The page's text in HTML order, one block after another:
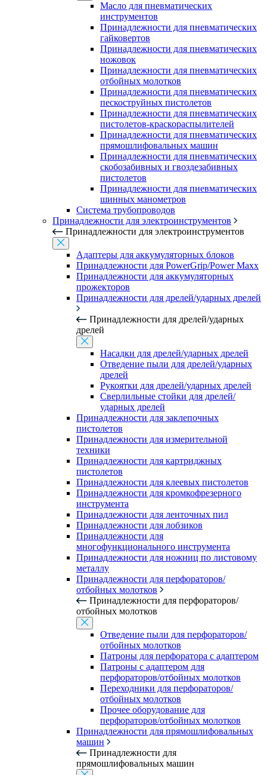
Масло для пневматических
инструментов
Принадлежности для пневматических
гайковертов
Принадлежности для пневматических
ножовок
Принадлежности для пневматических
отбойных молотков
Принадлежности для пневматических
пескоструйных пистолетов
Принадлежности для пневматических
пистолетов-краскораспылителей
Принадлежности для пневматических
прямошлифовальных машин
Принадлежности для пневматических
скобозабивных и гвоздезабивных
пистолетов
Принадлежности для пневматических
шинных манометров
Система трубопроводов
Принадлежности для электроинструментов
Принадлежности для электроинструментов
Адаптеры для аккумуляторных блоков
Принадлежности для PowerGrip/Power Maxx
Принадлежности для аккумуляторных
прожекторов
Принадлежности для дрелей/ударных дрелей
Принадлежности для дрелей/ударных
дрелей
Насадки для дрелей/ударных дрелей
Отведение пыли для дрелей/ударных
дрелей
Рукоятки для дрелей/ударных дрелей
Сверлильные стойки для дрелей/
ударных дрелей
Принадлежности для заклепочных
пистолетов
Принадлежности для измерительной
техники
Принадлежности для картриджных
пистолетов
Принадлежности для клеевых пистолетов
Принадлежности для кромкофрезерного
инструмента
Принадлежности для ленточных пил
Принадлежности для лобзиков
Принадлежности для
многофункционального инструмента
Принадлежности для ножниц по листовому
металлу
Принадлежности для перфораторов/
отбойных молотков
Принадлежности для перфораторов/
отбойных молотков
Отведение пыли для перфораторов/
отбойных молотков
Патроны для перфоратора с адаптером
Патроны с адаптером для
перфораторов/отбойных молотков
Переходники для перфораторов/
отбойных молотков
Прочее оборудование для
перфораторов/отбойных молотков
Принадлежности для прямошлифовальных
машин
Принадлежности для
прямошлифовальных машин